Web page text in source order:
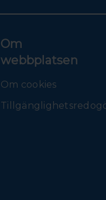
Om
webbplatsen
Om cookies